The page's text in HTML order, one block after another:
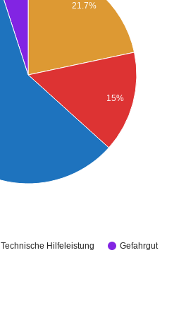
Technische Hilfeleistung Gefahrgut
21.7%
15%